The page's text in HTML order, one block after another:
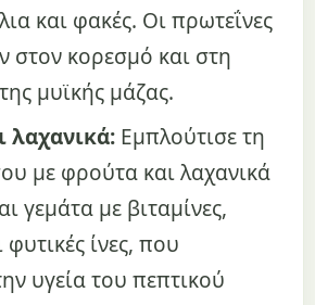
και φακές. Οι πρωτεΐνες
στον κορεσμό και στη
μυϊκής μάζας.
λαχανικά: Εμπλούτισε τη
με φρούτα και λαχανικά
γεμάτα με βιταμίνες,
φυτικές ίνες, που
υγεία του πεπτικού